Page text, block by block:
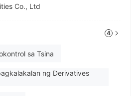
Co., Ltd
4
sa Tsina
ng Derivatives